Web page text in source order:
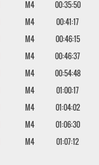
M4
00:35:50
M4
00:41:17
M4
00:46:15
M4
00:46:37
M4
00:54:48
M4
01:00:17
M4
01:04:02
M4
01:06:30
M4 01:07:12